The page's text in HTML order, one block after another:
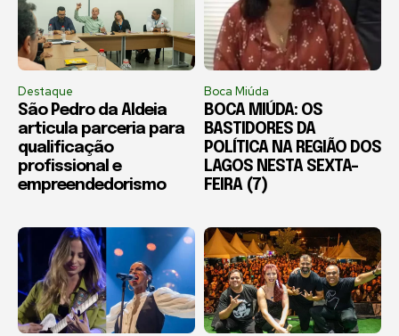
Destaque
São Pedro da Aldeia
articula parceria para
qualificação
profissional e
empreendedorismo
Boca Miúda
BOCA MIÚDA: OS
BASTIDORES DA
POLÍTICA NA REGIÃO DOS
LAGOS NESTA SEXTA-
FEIRA (7)